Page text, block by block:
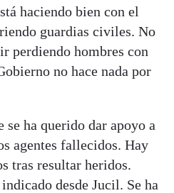
haciendo bien con el
guardias civiles. No
perdiendo hombres con
no hace nada por
se ha querido dar apoyo a
agentes fallecidos. Hay
tras resultar heridos.
desde Jucil. Se ha